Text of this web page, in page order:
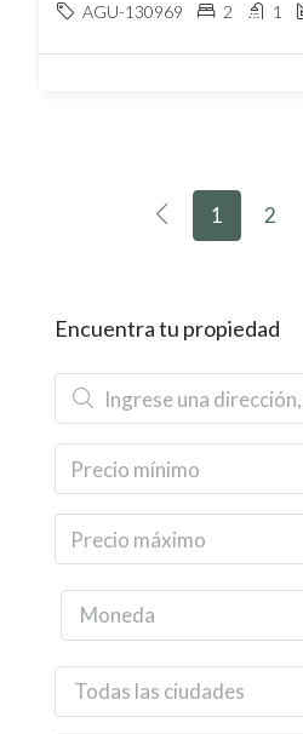
AGU-130969 2 1
1 2
Encuentra tu propiedad
Moneda
Todas las ciudades